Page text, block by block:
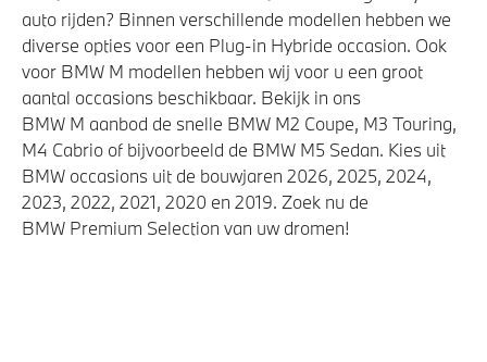
auto rijden? Binnen verschillende modellen hebben we
diverse opties voor een Plug-in Hybride occasion. Ook
voor BMW M modellen hebben wij voor u een groot
aantal occasions beschikbaar. Bekijk in ons
BMW M aanbod de snelle BMW M2 Coupe, M3 Touring,
M4 Cabrio of bijvoorbeeld de BMW M5 Sedan. Kies uit
BMW occasions uit de bouwjaren 2026, 2025, 2024,
2023, 2022, 2021, 2020 en 2019. Zoek nu de
BMW Premium Selection van uw dromen!